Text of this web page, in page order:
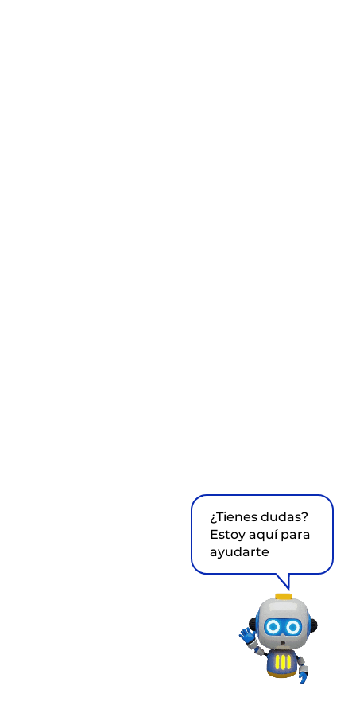
¿Tienes dudas?
Estoy aquí para
ayudarte